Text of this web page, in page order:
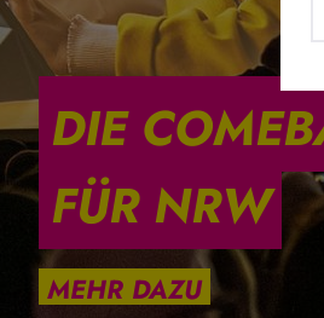
DIE
FÜR NRW
MEHR DAZU